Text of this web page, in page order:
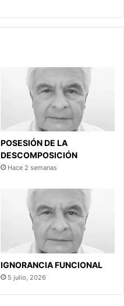
POSESIÓN DE LA
DESCOMPOSICIÓN
Hace 2 semanas
IGNORANCIA FUNCIONAL
5 julio, 2026